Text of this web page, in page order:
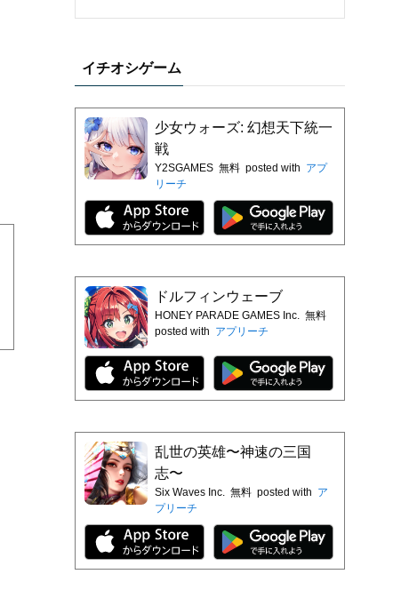
イチオシゲーム
少女ウォーズ: 幻想天下統一
戦
Y2SGAMES 無料 posted with アプ
リーチ
ドルフィンウェーブ
HONEY PARADE GAMES Inc. 無料
posted with アプリーチ
乱世の英雄〜神速の三国
志〜
Six Waves Inc. 無料 posted with ア
プリーチ